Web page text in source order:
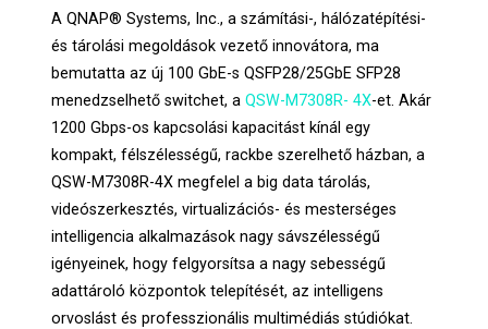
A QNAP® Systems, Inc., a számítási-, hálózatépítési-
és tárolási megoldások vezető innovátora, ma
bemutatta az új 100 GbE-s QSFP28/25GbE SFP28
menedzselhető switchet, aQSW-M7308R- 4X-et. Akár
1200 Gbps-os kapcsolási kapacitást kínál egy
kompakt, félszélességű, rackbe szerelhető házban, a
QSW-M7308R-4X megfelel a big data tárolás,
videószerkesztés, virtualizációs- és mesterséges
intelligencia alkalmazások nagy sávszélességű
igényeinek, hogy felgyorsítsa a nagy sebességű
adattároló központok telepítését, az intelligens
orvoslást és professzionális multimédiás stúdiókat.